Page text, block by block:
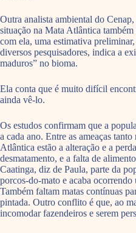
Outra analista ambiental do
situação na Mata Atlântica
com ela, uma estimativa
diversos pesquisadores, indica a
maduros” no bioma.
Ela conta que é muito difícil
ainda vê-lo.
Os estudos confirmam que a
a cada ano. Entre as ameaças
Atlântica estão a alteração e a
desmatamento, e a falta de
Caatinga, diz de Paula, parte da
porcos-do-mato e acaba ocorrendo
Também faltam matas contínuas
pintada. Outro conflito é que, ao
incomodar fazendeiros e serem